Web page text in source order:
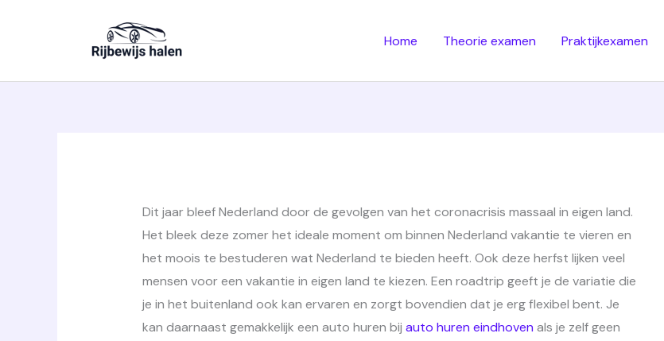
inhoud
Home Theorie examen Praktijkexamen
Dit jaar bleef Nederland door de gevolgen van het coronacrisis massaal in eigen land.
Het bleek deze zomer het ideale moment om binnen Nederland vakantie te vieren en
het moois te bestuderen wat Nederland te bieden heeft. Ook deze herfst lijken veel
mensen voor een vakantie in eigen land te kiezen. Een roadtrip geeft je de variatie die
je in het buitenland ook kan ervaren en zorgt bovendien dat je erg flexibel bent. Je
kan daarnaast gemakkelijk een auto huren bij auto huren eindhoven als je zelf geen